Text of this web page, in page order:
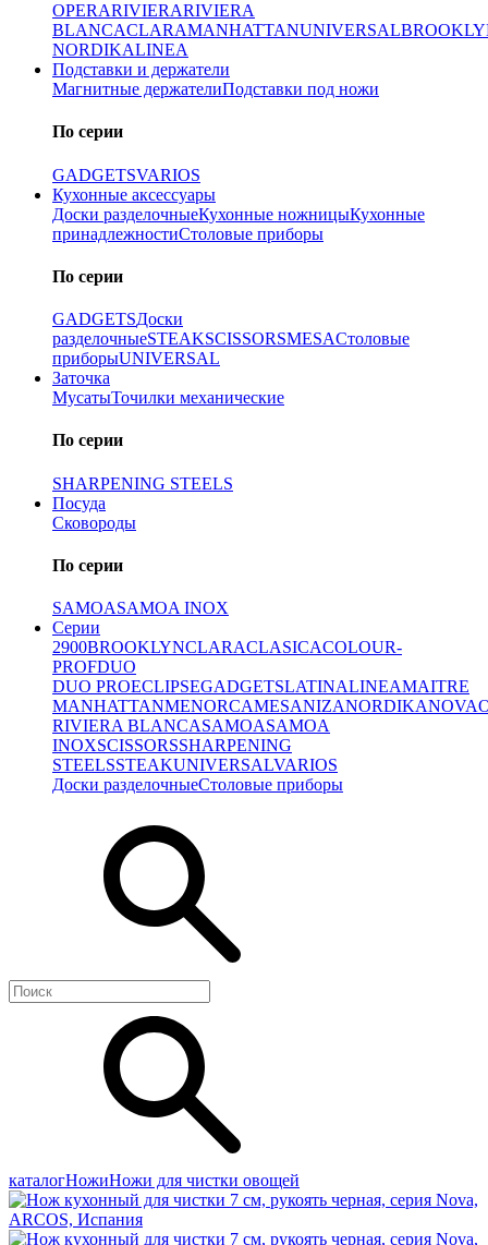
OPERARIVIERARIVIERA
BLANCACLARAMANHATTANUNIVERSAL
NORDIKALINEA
Подставки и держатели
Магнитные держателиПодставки под ножи
По серии
GADGETSVARIOS
Кухонные аксессуары
Доски разделочныеКухонные ножницыКухонные
принадлежностиСтоловые приборы
По серии
GADGETSДоски
разделочныеSTEAKSCISSORSMESAСтоловые
приборыUNIVERSAL
Заточка
МусатыТочилки механические
По серии
SHARPENING STEELS
Посуда
Сковороды
По серии
SAMOASAMOA INOX
Серии
2900BROOKLYNCLARACLASICACOLOUR-
PROFDUO
DUO PROECLIPSEGADGETSLATINALINEAMAITRE
MANHATTANMENORCAMESANIZANORDIKANOVA
RIVIERA BLANCASAMOASAMOA
INOXSCISSORSSHARPENING
STEELSSTEAKUNIVERSALVARIOS
Доски разделочныеСтоловые приборы
каталогНожиНожи для чистки овощей